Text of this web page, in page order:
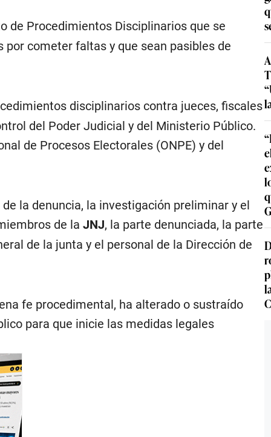
de Procedimientos Disciplinarios que se
por cometer faltas y que sean pasibles de
disciplinarios contra jueces, fiscales
del Poder Judicial y del Ministerio Público.
de Procesos Electorales (ONPE) y del
la denuncia, la investigación preliminar y el
de laJNJ, la parte denunciada, la parte
de la junta y el personal de la Dirección de
fe procedimental, ha alterado o sustraído
para que inicie las medidas legales